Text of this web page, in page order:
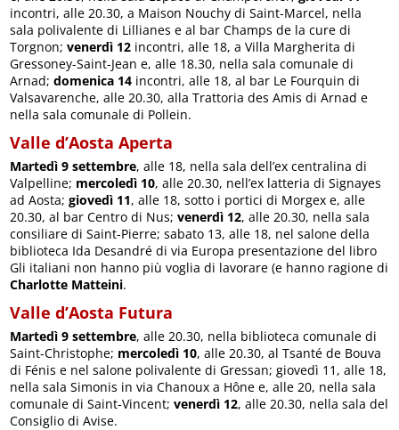
incontri, alle 20.30, a Maison Nouchy di Saint-Marcel, nella
sala polivalente di Lillianes e al bar Champs de la cure di
Torgnon;venerdì 12 incontri, alle 18, a Villa Margherita di
Gressoney-Saint-Jean e, alle 18.30, nella sala comunale di
Arnad;domenica 14 incontri, alle 18, al bar Le Fourquin di
Valsavarenche, alle 20.30, alla Trattoria des Amis di Arnad e
nella sala comunale di Pollein.
Valle d’Aosta Aperta
Martedì 9 settembre, alle 18, nella sala dell’ex centralina di
Valpelline; mercoledì 10, alle 20.30, nell’ex latteria di Signayes
ad Aosta;giovedì 11, alle 18, sotto i portici di Morgex e, alle
20.30, al bar Centro di Nus;venerdì 12, alle 20.30, nella sala
consiliare di Saint-Pierre; sabato 13, alle 18, nel salone della
biblioteca Ida Desandré di via Europa presentazione del libro
Gli italiani non hanno più voglia di lavorare (e hanno ragione di
Charlotte Matteini.
Valle d’Aosta Futura
Martedì 9 settembre, alle 20.30, nella biblioteca comunale di
Saint-Christophe; mercoledì 10, alle 20.30, al Tsanté de Bouva
di Fénis e nel salone polivalente di Gressan; giovedì 11, alle 18,
nella sala Simonis in via Chanoux a Hône e, alle 20, nella sala
comunale di Saint-Vincent;venerdì 12, alle 20.30, nella sala del
Consiglio di Avise.